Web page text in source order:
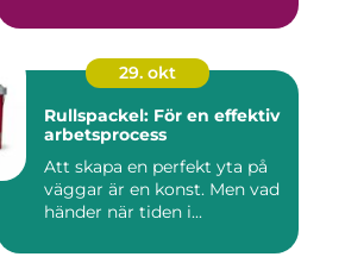
29. okt
Rullspackel: För en effektiv
arbetsprocess
Att skapa en perfekt yta på
väggar är en konst. Men vad
händer när tiden i...